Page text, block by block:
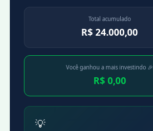
Total acumulado
R$ 24.000,00
Você ganhou a mais investindo 🎉
R$ 0,00
💡